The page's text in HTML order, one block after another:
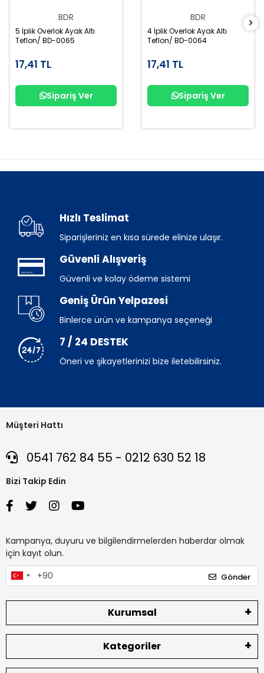
BDR
5 İplik Overlok Ayak Altı
Teflon/ BD-0065
17,41 TL
Sipariş Ver
BDR
4 İplik Overlok Ayak Altı
Teflon/ BD-0064
17,41 TL
Sipariş Ver
Hızlı Teslimat
Siparişleriniz en kısa sürede elinize ulaşır.
Güvenli Alışveriş
Güvenli ve kolay ödeme sistemi
Geniş Ürün Yelpazesi
Binlerce ürün ve kampanya seçeneği
7 / 24 DESTEK
Öneri ve şikayetlerinizi bize iletebilirsiniz.
Müşteri Hattı
0541 762 84 55 - 0212 630 52 18
Bizi Takip Edin
Kampanya, duyuru ve bilgilendirmelerden haberdar olmak
için kayıt olun.
Gönder
Kurumsal
Kategoriler